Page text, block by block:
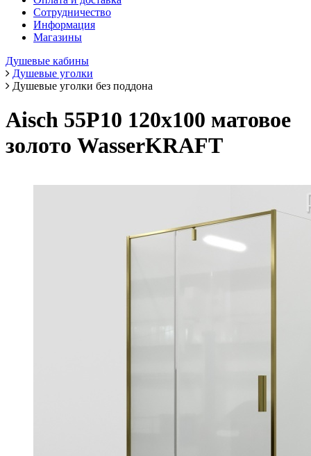
Сотрудничество
Информация
Магазины
Душевые кабины
Душевые уголки
Душевые уголки без поддона
Aisch 55P10 120х100 матовое
золото WasserKRAFT